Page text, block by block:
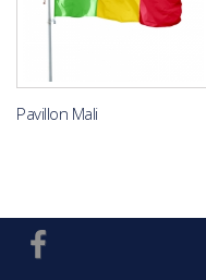
Pavillon Mali